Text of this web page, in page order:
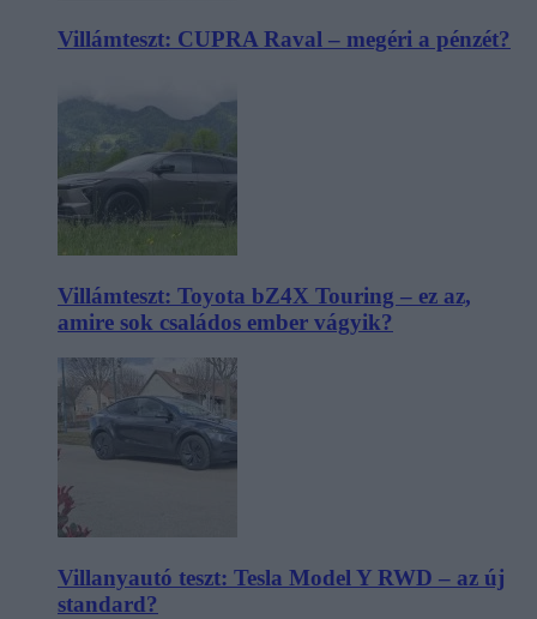
Villámteszt: CUPRA Raval – megéri a pénzét?
Villámteszt: Toyota bZ4X Touring – ez az,
amire sok családos ember vágyik?
Villanyautó teszt: Tesla Model Y RWD – az új
standard?